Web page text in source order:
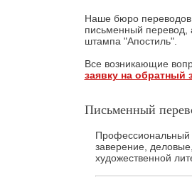
Наше бюро переводов
письменный перевод,
штампа "Апостиль".
Все возникающие
заявку на обратный
Письменный
Профессиональный
заверение,
художественной